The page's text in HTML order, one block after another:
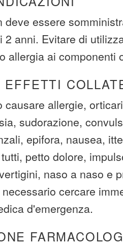
deve essere
2 anni. Evitare di
allergia ai componenti
causare allergie,
sudorazione,
epifora, nausea,
petto dolore,
naso a naso e
cercare
d'emergenza.